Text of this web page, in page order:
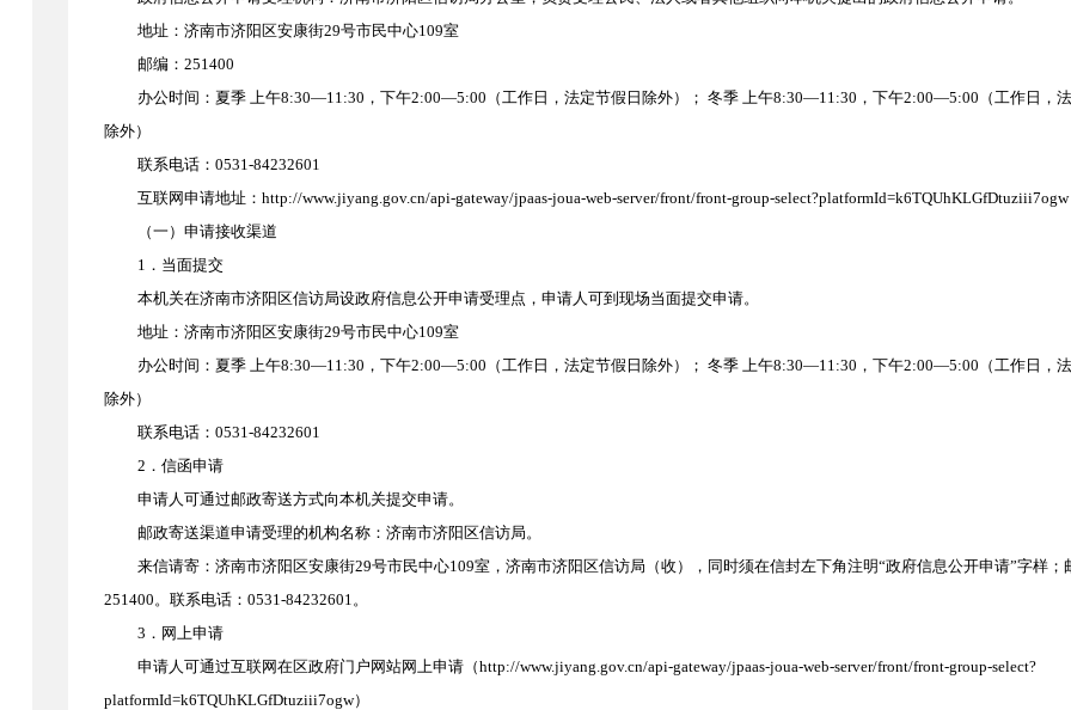
地址：济南市济阳区安康街29号市民中心109室
邮编： 251400
办公时间：夏季 上午8:30—11:30，下午2:00—5:00（工作日，法定节假日除外）； 冬季 上午8:30—11:30，下午2:00—5:00（工作日，
除外）
联系电话： 0531-84232601
互联网申请地址：http://www.jiyang.gov.cn/api-gateway/jpaas-joua-web-server/front/front-group-select?platformId=k6TQUhKLGfDtuziii7ogw
（一）申请接收渠道
1．当面提交
本机关在济南市济阳区信访局设政府信息公开申请受理点，申请人可到现场当面提交申请。
地址：济南市济阳区安康街29号市民中心109室
办公时间：夏季 上午8:30—11:30，下午2:00—5:00（工作日，法定节假日除外）； 冬季 上午8:30—11:30，下午2:00—5:00（工作日，
除外）
联系电话： 0531-84232601
2．信函申请
申请人可通过邮政寄送方式向本机关提交申请。
邮政寄送渠道申请受理的机构名称： 济南市济阳区信访局 。
来信请寄：济南市济阳区安康街29号市民中心109室 ， 济南市济阳区信访局 （收），同时须在信封左下角注明“政府信息公开申请”字样；
251400。联系电话：0531-84232601 。
3．网上申请
申请人可通过互联网在区政府门户网站网上申请（http://www.jiyang.gov.cn/api-gateway/jpaas-joua-web-server/front/front-group-select?
platformId=k6TQUhKLGfDtuziii7ogw）